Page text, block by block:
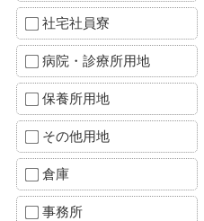
社宅社員寮
病院・診療所用地
保養所用地
その他用地
倉庫
事務所